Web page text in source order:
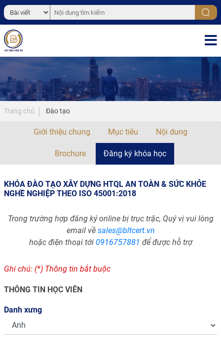
Trang chủ Đào tạo
Giới thiệu chung Mục tiêu Nội dung
Brochure Đăng ký khóa học
KHÓA ĐÀO TẠO XÂY DỰNG HTQL AN TOÀN & SỨC KHỎE
NGHỀ NGHIỆP THEO ISO 45001:2018
Trong trường hợp đăng ký online bị trục trặc, Quý vị vui lòng
email về sales@bltcert.vn
hoặc điện thoại tới 0916757881 để được hỗ trợ
Ghi chú: (*) Thông tin bắt buộc
THÔNG TIN HỌC VIÊN
Danh xưng